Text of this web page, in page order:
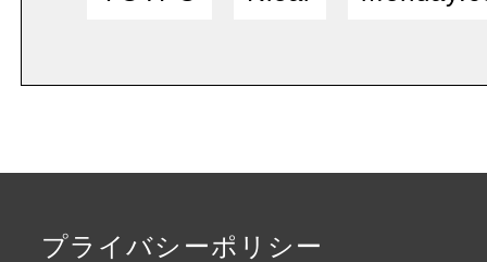
プライバシーポリシー